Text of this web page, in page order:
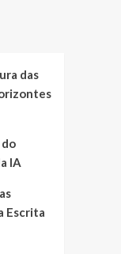
das
IA
Escrita